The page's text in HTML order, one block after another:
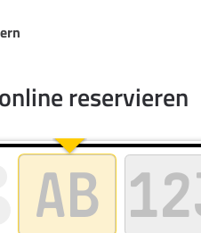
reservieren